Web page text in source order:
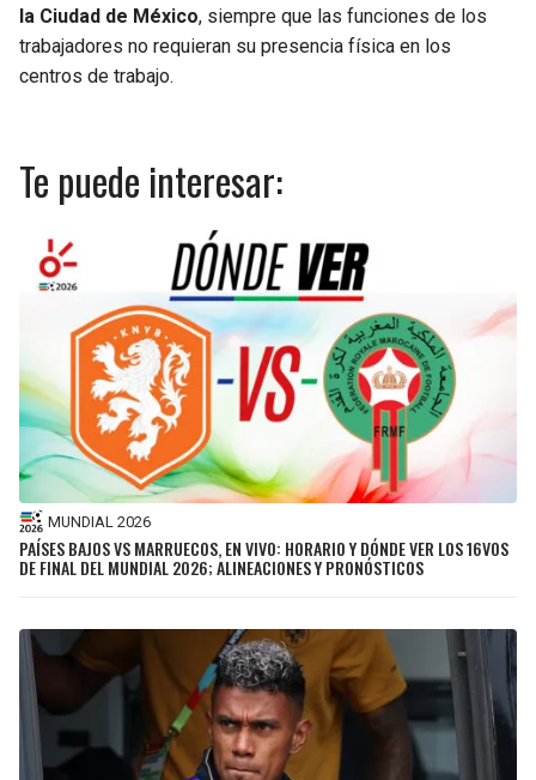
la Ciudad de México, siempre que las funciones de los
trabajadores no requieran su presencia física en los
centros de trabajo.
Te puede interesar:
MUNDIAL 2026
PAÍSES BAJOS VS MARRUECOS, EN VIVO: HORARIO Y DÓNDE VER LOS 16VOS
DE FINAL DEL MUNDIAL 2026; ALINEACIONES Y PRONÓSTICOS